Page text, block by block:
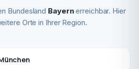
Bundesland Bayernerreichbar. Hier
Orte in Ihrer Region.